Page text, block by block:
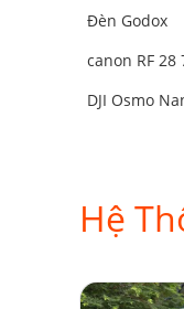
Đèn Godox
canon RF 28
DJI Osmo
Hệ